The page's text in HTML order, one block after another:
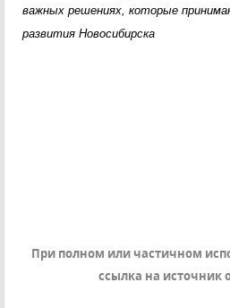
важных решениях, которые
развития Новосибирска
При полном или частичном
ссылка на источник